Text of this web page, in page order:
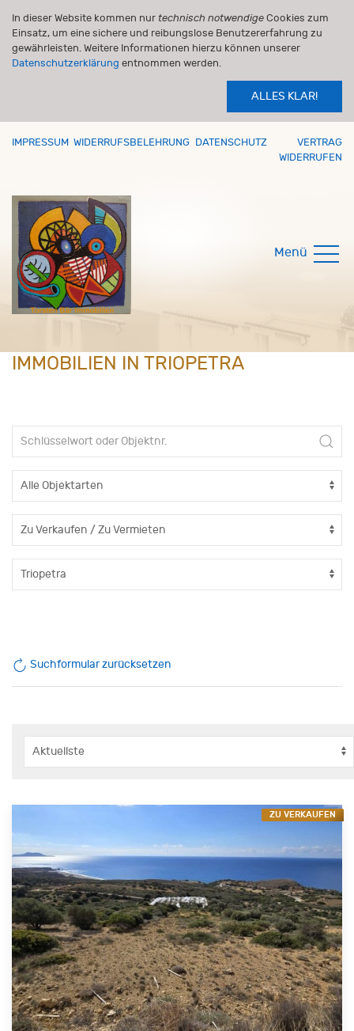
In dieser Website kommen nur technisch notwendige Cookies zum
Einsatz, um eine sichere und reibungslose Benutzererfahrung zu
gewährleisten. Weitere Informationen hierzu können unserer
Datenschutzerklärung entnommen werden.
ALLES KLAR!
IMPRESSUM WIDERRUFSBELEHRUNG DATENSCHUTZ
VERTRAG
WIDERRUFEN
Menü
IMMOBILIEN IN TRIOPETRA
Suchformular zurücksetzen
ZU VERKAUFEN